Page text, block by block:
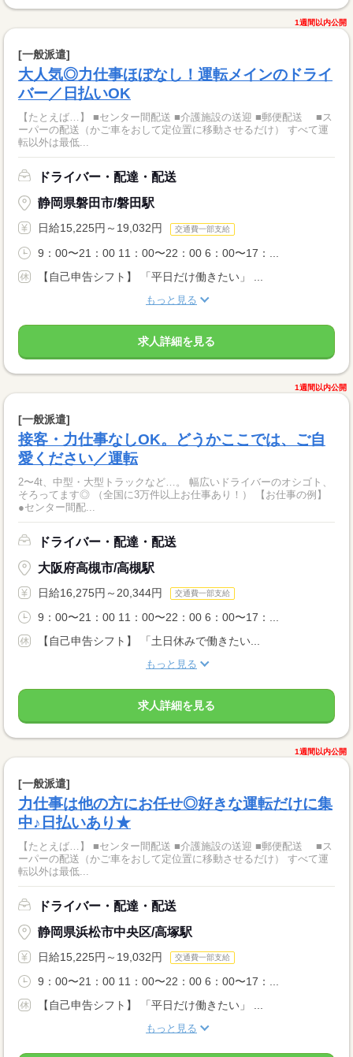
1週間以内公開
[一般派遣]
大人気◎力仕事ほぼなし！運転メインのドライ
バー／日払いOK
【たとえば…】 ■センター間配送 ■介護施設の送迎 ■郵便配送 ■ス
ーパーの配送（かご車をおして定位置に移動させるだけ） すべて運
転以外は最低...
ドライバー・配達・配送
静岡県磐田市/磐田駅
日給15,225円～19,032円 交通費一部支給
9：00〜21：00 11：00〜22：00 6：00〜17：...
【自己申告シフト】 「平日だけ働きたい」 ...
もっと見る
求人詳細を見る
1週間以内公開
[一般派遣]
接客・力仕事なしOK。どうかここでは、ご自
愛ください／運転
2〜4t、中型・大型トラックなど…。 幅広いドライバーのオシゴト、
そろってます◎ （全国に3万件以上お仕事あり！） 【お仕事の例】
●センター間配...
ドライバー・配達・配送
大阪府高槻市/高槻駅
日給16,275円～20,344円 交通費一部支給
9：00〜21：00 11：00〜22：00 6：00〜17：...
【自己申告シフト】 「土日休みで働きたい...
もっと見る
求人詳細を見る
1週間以内公開
[一般派遣]
力仕事は他の方にお任せ◎好きな運転だけに集
中♪日払いあり★
【たとえば…】 ■センター間配送 ■介護施設の送迎 ■郵便配送 ■ス
ーパーの配送（かご車をおして定位置に移動させるだけ） すべて運
転以外は最低...
ドライバー・配達・配送
静岡県浜松市中央区/高塚駅
日給15,225円～19,032円 交通費一部支給
9：00〜21：00 11：00〜22：00 6：00〜17：...
【自己申告シフト】 「平日だけ働きたい」 ...
もっと見る